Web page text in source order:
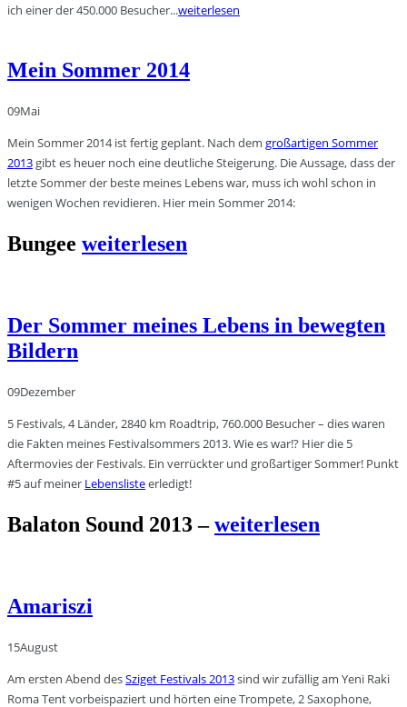
ich einer der 450.000 Besucher...weiterlesen
Mein Sommer 2014
09Mai
Mein Sommer 2014 ist fertig geplant. Nach dem großartigen Sommer
2013 gibt es heuer noch eine deutliche Steigerung. Die Aussage, dass der
letzte Sommer der beste meines Lebens war, muss ich wohl schon in
wenigen Wochen revidieren. Hier mein Sommer 2014:
Bungee weiterlesen
Der Sommer meines Lebens in bewegten
Bildern
09Dezember
5 Festivals, 4 Länder, 2840 km Roadtrip, 760.000 Besucher – dies waren
die Fakten meines Festivalsommers 2013. Wie es war!? Hier die 5
Aftermovies der Festivals. Ein verrückter und großartiger Sommer! Punkt
#5 auf meiner Lebenslisteerledigt!
Balaton Sound 2013 –weiterlesen
Amariszi
15August
Am ersten Abend desSziget Festivals 2013sind wir zufällig am Yeni Raki
Roma Tent vorbeispaziert und hörten eine Trompete, 2 Saxophone,